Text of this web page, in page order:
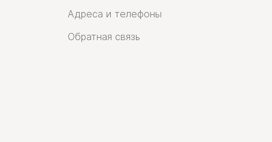
Адреса и телефоны
Обратная связь